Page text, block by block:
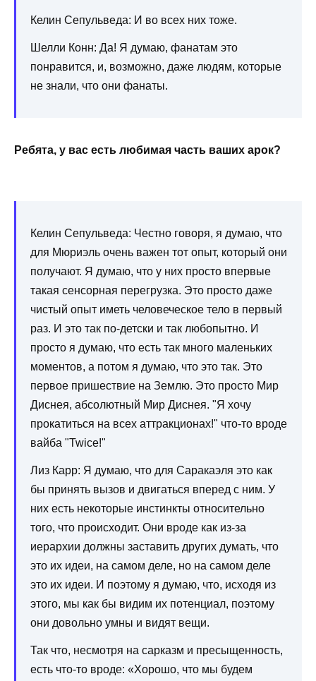
Келин Сепульведа: И во всех них тоже.
Шелли Конн: Да! Я думаю, фанатам это
понравится, и, возможно, даже людям, которые
не знали, что они фанаты.
Ребята, у вас есть любимая часть ваших арок?
Келин Сепульведа: Честно говоря, я думаю, что
для Мюриэль очень важен тот опыт, который они
получают. Я думаю, что у них просто впервые
такая сенсорная перегрузка. Это просто даже
чистый опыт иметь человеческое тело в первый
раз. И это так по-детски и так любопытно. И
просто я думаю, что есть так много маленьких
моментов, а потом я думаю, что это так. Это
первое пришествие на Землю. Это просто Мир
Диснея, абсолютный Мир Диснея. "Я хочу
прокатиться на всех аттракционах!" что-то вроде
вайба "Twice!"
Лиз Карр: Я думаю, что для Саракаэля это как
бы принять вызов и двигаться вперед с ним. У
них есть некоторые инстинкты относительно
того, что происходит. Они вроде как из-за
иерархии должны заставить других думать, что
это их идеи, на самом деле, но на самом деле
это их идеи. И поэтому я думаю, что, исходя из
этого, мы как бы видим их потенциал, поэтому
они довольно умны и видят вещи.
Так что, несмотря на сарказм и пресыщенность,
есть что-то вроде: «Хорошо, что мы будем